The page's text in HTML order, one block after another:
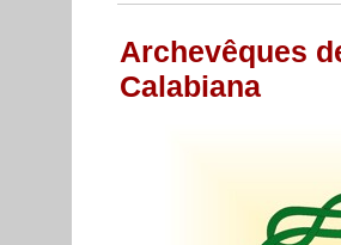
Archevêques
Calabiana